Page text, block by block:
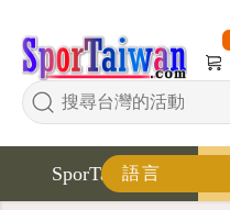
SporTaiwan